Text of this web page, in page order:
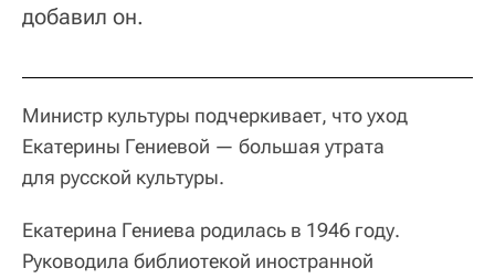
добавил он.
Министр культуры подчеркивает, что уход
Екатерины Гениевой — большая утрата
для русской культуры.
Екатерина Гениева родилась в 1946 году.
Руководила библиотекой иностранной